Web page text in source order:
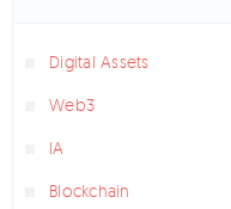
Digital Assets
Web3
IA
Blockchain